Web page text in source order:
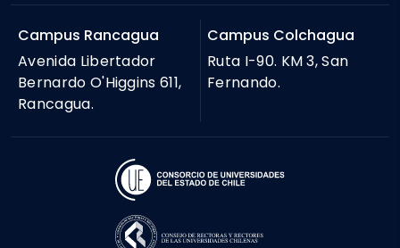
Campus Rancagua
Avenida Libertador
Bernardo O'Higgins 611,
Rancagua.
Campus Colchagua
Ruta I-90. KM 3, San
Fernando.